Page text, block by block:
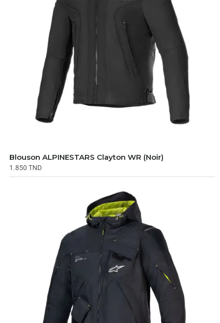
Blouson ALPINESTARS Clayton WR (Noir)
1.850 TND